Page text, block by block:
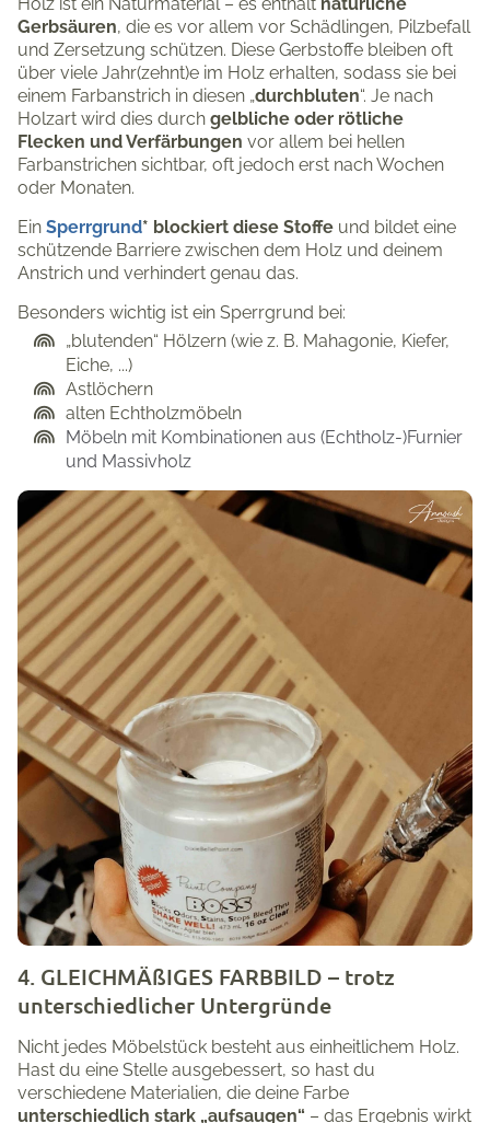
Gerbsäuren, die es vor allem vor Schädlingen, Pilzbefall
und Zersetzung schützen. Diese Gerbstoffe bleiben oft
über viele Jahr(zehnt)e im Holz erhalten, sodass sie bei
einem Farbanstrich in diesen „durchbluten“. Je nach
Holzart wird dies durch gelbliche oder rötliche
Flecken und Verfärbungen vor allem bei hellen
Farbanstrichen sichtbar, oft jedoch erst nach Wochen
oder Monaten.
Ein Sperrgrund* blockiert diese Stoffe und bildet eine
schützende Barriere zwischen dem Holz und deinem
Anstrich und verhindert genau das.
Besonders wichtig ist ein Sperrgrund bei:
„blutenden“ Hölzern (wie z. B. Mahagonie, Kiefer,
Eiche, ...)
Astlöchern
alten Echtholzmöbeln
Möbeln mit Kombinationen aus (Echtholz-)Furnier
und Massivholz
4. GLEICHMÄßIGES FARBBILD – trotz
unterschiedlicher Untergründe
Nicht jedes Möbelstück besteht aus einheitlichem Holz.
Hast du eine Stelle ausgebessert, so hast du
verschiedene Materialien, die deine Farbe
unterschiedlich stark „aufsaugen“ – das Ergebnis wirkt